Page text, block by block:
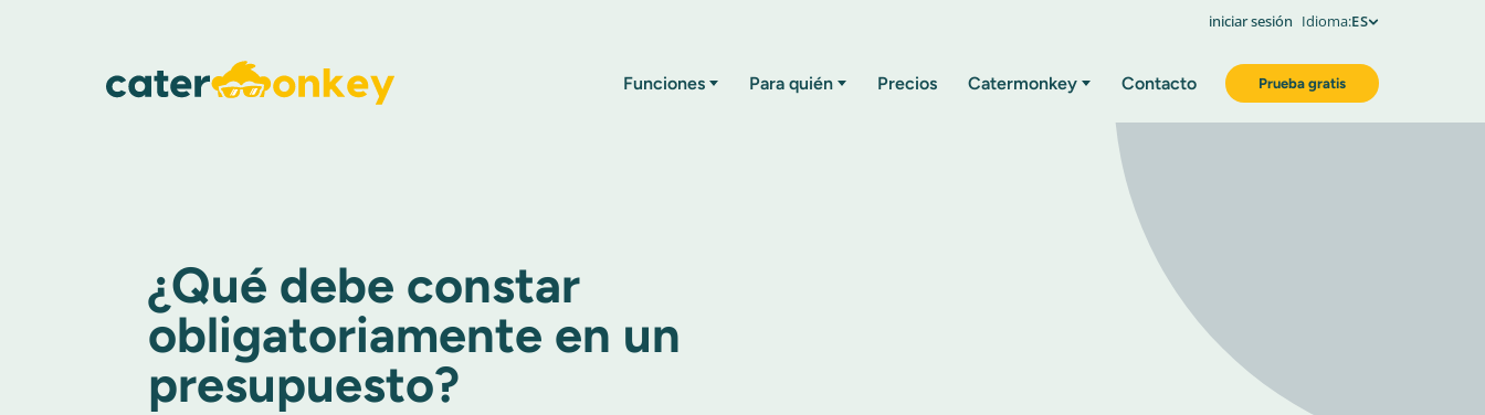
iniciar sesión Idioma:ES
Funciones Para quién Precios Catermonkey Contacto Prueba gratis
¿Qué debe constar
obligatoriamente en un
presupuesto?